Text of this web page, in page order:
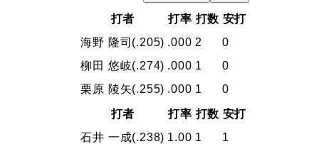
打者 打率 打数 安打
海野 隆司 (.205) .000 2
0
柳田 悠岐(.274) .000 1
0
栗原 陵矢(.255) .000 1 0
打者 打率 打数 安打
石井 一成(.238) 1.00 1
1